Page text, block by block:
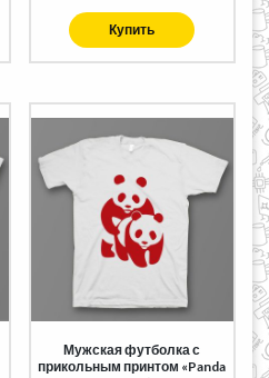
Купить
Мужская футболка с
прикольным принтом «Panda